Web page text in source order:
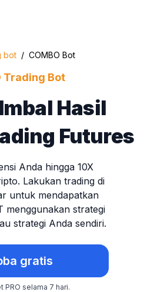
bot / COMBO Bot
Trading Bot
Hasil
Futures
Anda hingga 10X
Lakukan trading di
untuk mendapatkan
menggunakan strategi
strategi Anda sendiri.
gratis
PRO selama 7 hari.